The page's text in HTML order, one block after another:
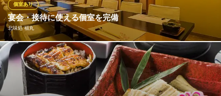
さっぽろ 海幸
接待に最適な完全個室
札幌市営地下鉄南北線すすきの駅5番出口 徒歩7分
北海道札幌市中央区南7条西3 アポロビル6F
宴会・接待に使える個室を完備
北味処 福丸
個室あり
当店の2階には、2名～15名まで入れる座敷もあります。ススキノ
の喧騒を離れ、ゆっくりおくつろぎ頂ける空間をご用意。ご宴会
はもちろん、接待にもお使い頂けます。利用をご希望の際は、ご
予約時にお気軽にお尋ね下さい。